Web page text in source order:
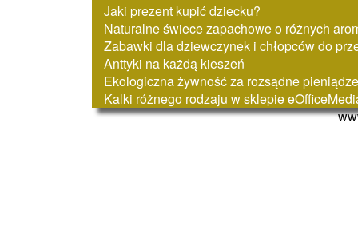
Jaki prezent kupić dziecku?
Naturalne świece zapachowe o różnych
Zabawki dla dziewczynek i chłopców do
Anttyki na każdą kieszeń
Ekologiczna żywność za rozsądne pieniądze
Kalki różnego rodzaju w sklepie